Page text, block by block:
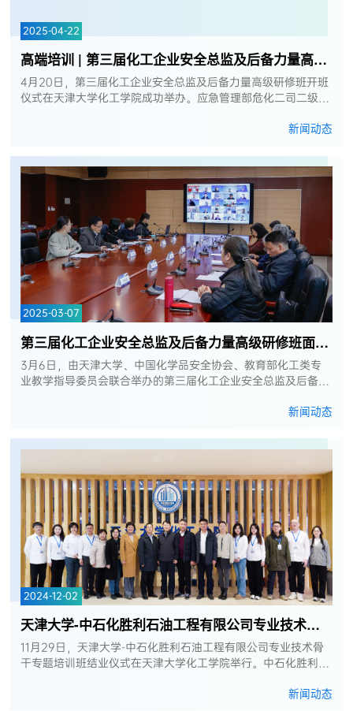
2025-04-22
高端培训 | 第三届化工企业安全总监及后备力量高级研修班开班仪式在天津大...
4月20日，第三届化工企业安全总监及后备力量高级研修班开班
仪式在天津大学化工学院成功举办。应急管理部危化二司二级巡
新闻动态
2025-03-07
第三届化工企业安全总监及后备力量高级研修班面试会顺利举办
3月6日，由天津大学、中国化学品安全协会、教育部化工类专
业教学指导委员会联合举办的第三届化工企业安全总监及后备力
新闻动态
2024-12-02
天津大学-中石化胜利石油工程有限公司专业技术骨干专题培训班结业仪式顺利...
11月29日，天津大学-中石化胜利石油工程有限公司专业技术骨
干专题培训班结业仪式在天津大学化工学院举行。中石化胜利石
新闻动态